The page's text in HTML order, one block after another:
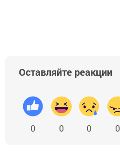
Оставляйте реакции
0 0 0 0